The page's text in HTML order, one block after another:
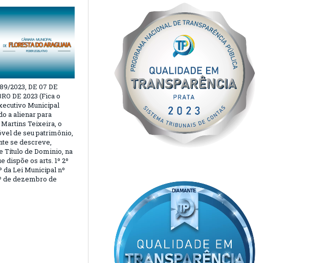
2023, DE 07 DE
DE 2023 (Fica o
Municipal
a alienar para
Teixeira, o
de seu patrimônio,
se descreve,
Título de Dominio, na
dispõe os arts. 1º 2º
da Lei Municipal nº
de dezembro de